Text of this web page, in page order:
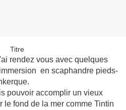
rendez vous avec quelques
en scaphandre pieds-
pouvoir accomplir un vieux
le fond de la mer comme Tintin